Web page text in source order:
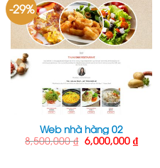
-29%
Web nhà hàng 02
8,500,000₫ Giá
gốc
6,000,000 ₫Giá
hiện